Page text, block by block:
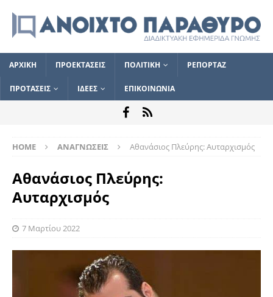
ΑΡΧΙΚΗ ΠΡΟΕΚΤΑΣΕΙΣ ΠΟΛΙΤΙΚΗ ΡΕΠΟΡΤΑΖ
ΠΡΟΤΑΣΕΙΣ ΙΔΕΕΣ ΕΠΙΚΟΙΝΩΝΙΑ
HOME ΑΝΑΓΝΩΣΕΙΣ Αθανάσιος Πλεύρης: Αυταρχισμός
Αθανάσιος Πλεύρης:
Αυταρχισμός
7 Μαρτίου 2022